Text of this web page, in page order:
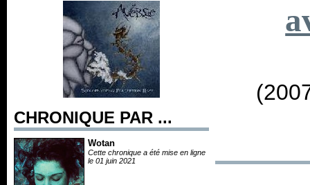
CHRONIQUE PAR ...
Wotan
Cette chronique a été mise en ligne
le 01 juin 2021